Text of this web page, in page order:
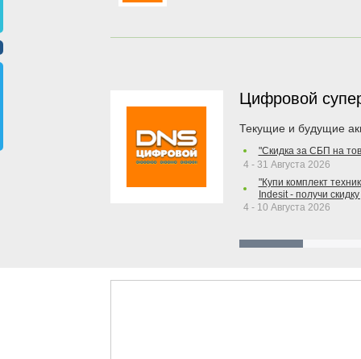
Цифровой
Текущие и будущие
"Скидка за СБП на
4 - 31 Августа 2026
"Купи комплект
Indesit - получи
4 - 10 Августа 2026